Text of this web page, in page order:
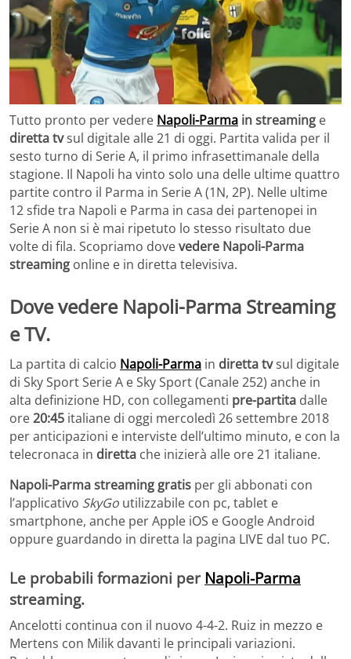
Tutto pronto per vedere Napoli-Parma in streaming e
diretta tvsul digitale alle 21 di oggi. Partita valida per il
sesto turno di Serie A, il primo infrasettimanale della
stagione. Il Napoli ha vinto solo una delle ultime quattro
partite contro il Parma in Serie A (1N, 2P). Nelle ultime
12 sfide tra Napoli e Parma in casa dei partenopei in
Serie A non si è mai ripetuto lo stesso risultato due
volte di fila. Scopriamo dovevedere Napoli-Parma
streaming online e in diretta televisiva.
Dove vedere Napoli-Parma Streaming
e TV.
La partita di calcio Napoli-Parma in diretta tvsul digitale
di Sky Sport Serie A e Sky Sport (Canale 252) anche in
alta definizione HD, con collegamenti pre-partita dalle
ore20:45 italiane di oggi mercoledì 26 settembre 2018
per anticipazioni e interviste dell’ultimo minuto, e con la
telecronaca in diretta che inizierà alle ore 21 italiane.
Napoli-Parma streaming gratis per gli abbonati con
l’applicativo SkyGo utilizzabile con pc, tablet e
smartphone, anche per Apple iOS e Google Android
oppure guardando in diretta la pagina LIVE dal tuo PC.
Le probabili formazioni per Napoli-Parma
streaming.
Ancelotti continua con il nuovo 4-4-2. Ruiz in mezzo e
Mertens con Milik davanti le principali variazioni.